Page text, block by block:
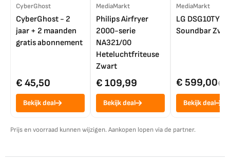
CyberGhost
CyberGhost - 2
jaar + 2 maanden
gratis abonnement
€ 45,50
Bekijk deal
MediaMarkt
Philips Airfryer
2000-serie
NA321/00
Heteluchtfriteuse
Zwart
€ 109,99
Bekijk deal
MediaMarkt
LG DSG10TY
Soundbar
€ 599,00€
Bekijk deal
Prijs en voorraad kunnen wijzigen. Aankopen lopen via de partner.